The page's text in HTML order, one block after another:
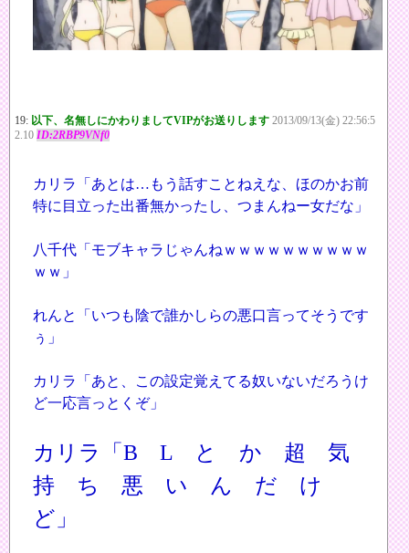
19: 以下、名無しにかわりましてVIPがお送りします 2013/09/13(金) 22:56:5
2.10 ID:2RBP9VNf0
カリラ「あとは…もう話すことねえな、ほのかお前
特に目立った出番無かったし、つまんねー女だな」
八千代「モブキャラじゃんねｗｗｗｗｗｗｗｗｗｗ
ｗｗ」
れんと「いつも陰で誰かしらの悪口言ってそうです
ぅ」
カリラ「あと、この設定覚えてる奴いないだろうけ
ど一応言っとくぞ」
カリラ「B L と か 超 気
持 ち 悪 い ん だ け
ど」